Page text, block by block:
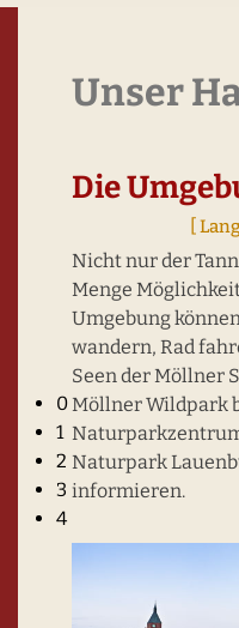
Haus Lübeck - Gruppen-/Tagungsraum
0
1
2
3
4
Unser
Die
[ Langweilig
Nicht nur der
Menge
Umgebung
wandern, Rad
Seen der Möllner
Möllner Wildpark
Naturpark
informieren.